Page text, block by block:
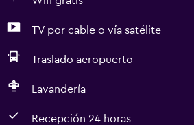
TV por cable o vía satélite
Traslado aeropuerto
Lavandería
Recepción 24 horas